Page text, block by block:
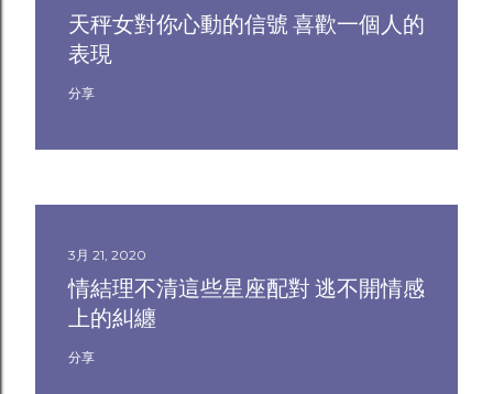
天秤女對你心動的信號 喜歡一個人的
表現
分享
3月 21, 2020
情結理不清這些星座配對 逃不開情感
上的糾纏
分享